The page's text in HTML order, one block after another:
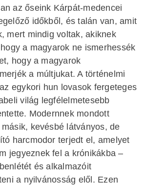
az őseink Kárpát-medencei
időkből, és talán van, amit
mert mindig voltak, akiknek
a magyarok ne ismerhessék
hogy a magyarok
a múltjukat. A történelmi
egykori hun lovasok fergeteges
világ legfélelmetesebb
Modernnek mondott
kevésbé látványos, de
harcmodor terjedt el, amelyet
jegyeznek fel a krónikákba –
és alkalmazóit
a nyilvánosság elől. Ezen